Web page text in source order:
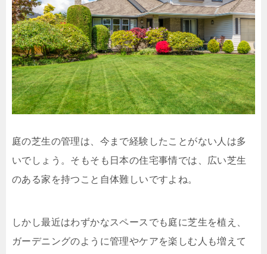
庭の芝生の管理は、今まで経験したことがない人は多
いでしょう。そもそも日本の住宅事情では、広い芝生
のある家を持つこと自体難しいですよね。
しかし最近はわずかなスペースでも庭に芝生を植え、
ガーデニングのように管理やケアを楽しむ人も増えて